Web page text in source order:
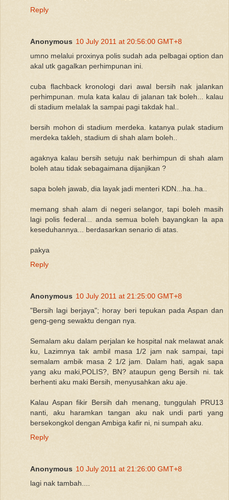
Reply
Anonymous 10 July 2011 at 20:56:00 GMT+8
umno melalui proxinya polis sudah ada pelbagai option dan
akal utk gagalkan perhimpunan ini.
cuba flachback kronologi dari awal bersih nak jalankan
perhimpunan. mula kata kalau di jalanan tak boleh... kalau
di stadium melalak la sampai pagi takdak hal..
bersih mohon di stadium merdeka. katanya pulak stadium
merdeka takleh, stadium di shah alam boleh..
agaknya kalau bersih setuju nak berhimpun di shah alam
boleh atau tidak sebagaimana dijanjikan ?
sapa boleh jawab, dia layak jadi menteri KDN...ha..ha..
memang shah alam di negeri selangor, tapi boleh masih
lagi polis federal... anda semua boleh bayangkan la apa
keseduhannya... berdasarkan senario di atas.
pakya
Reply
Anonymous 10 July 2011 at 21:25:00 GMT+8
"Bersih lagi berjaya"; horay beri tepukan pada Aspan dan
geng-geng sewaktu dengan nya.
Semalam aku dalam perjalan ke hospital nak melawat anak
ku, Lazimnya tak ambil masa 1/2 jam nak sampai, tapi
semalam ambik masa 2 1/2 jam. Dalam hati, agak sapa
yang aku maki,POLIS?, BN? ataupun geng Bersih ni. tak
berhenti aku maki Bersih, menyusahkan aku aje.
Kalau Aspan fikir Bersih dah menang, tunggulah PRU13
nanti, aku haramkan tangan aku nak undi parti yang
bersekongkol dengan Ambiga kafir ni, ni sumpah aku.
Reply
Anonymous 10 July 2011 at 21:26:00 GMT+8
lagi nak tambah....